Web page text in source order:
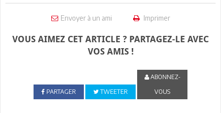
Envoyer à un ami Imprimer
VOUS AIMEZ CET ARTICLE ? PARTAGEZ-LE AVEC
VOS AMIS !
PARTAGER TWEETER
ABONNEZ-
VOUS